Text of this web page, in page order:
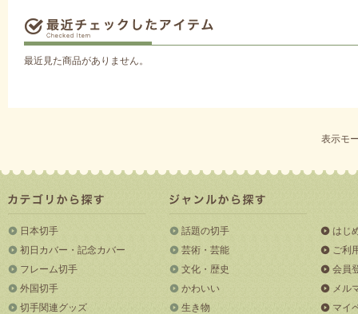
最近見た商品がありません。
表示モ
日本切手
初日カバー・記念カバー
フレーム切手
外国切手
切手関連グッズ
話題の切手
芸術・芸能
文化・歴史
かわいい
生き物
はじ
ご利
会員
メル
マイ